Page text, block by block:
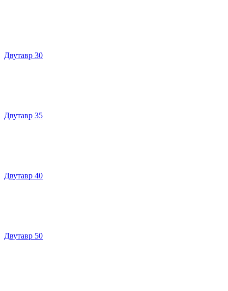
Двутавр 30
Двутавр 35
Двутавр 40
Двутавр 50